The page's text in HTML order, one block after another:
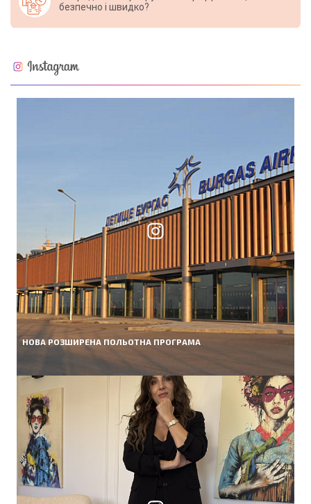
безпечно і швидко?
НОВА РОЗШИРЕНА ПОЛЬОТНА ПРОГРАМА